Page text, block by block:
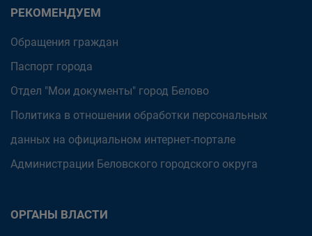
РЕКОМЕНДУЕМ
Обращения граждан
Паспорт города
Отдел "Мои документы" город Белово
Политика в отношении обработки персональных
данных на официальном интернет-портале
Администрации Беловского городского округа
ОРГАНЫ ВЛАСТИ